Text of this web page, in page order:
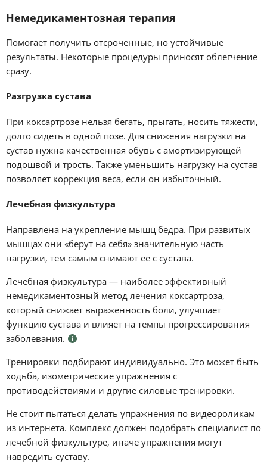
Немедикаментозная терапия
Помогает получить отсроченные, но устойчивые
результаты. Некоторые процедуры приносят облегчение
сразу.
Разгрузка сустава
При коксартрозе нельзя бегать, прыгать, носить тяжести,
долго сидеть в одной позе. Для снижения нагрузки на
сустав нужна качественная обувь с амортизирующей
подошвой и трость. Также уменьшить нагрузку на сустав
позволяет коррекция веса, если он избыточный.
Лечебная физкультура
Направлена на укрепление мышц бедра. При развитых
мышцах они «берут на себя» значительную часть
нагрузки, тем самым снимают ее с сустава.
Лечебная физкультура — наиболее эффективный
немедикаментозный метод лечения коксартроза,
который снижает выраженность боли, улучшает
функцию сустава и влияет на темпы прогрессирования
заболевания.
Тренировки подбирают индивидуально. Это может быть
ходьба, изометрические упражнения с
противодействиями и другие силовые тренировки.
Не стоит пытаться делать упражнения по видеороликам
из интернета. Комплекс должен подобрать специалист по
лечебной физкультуре, иначе упражнения могут
навредить суставу.